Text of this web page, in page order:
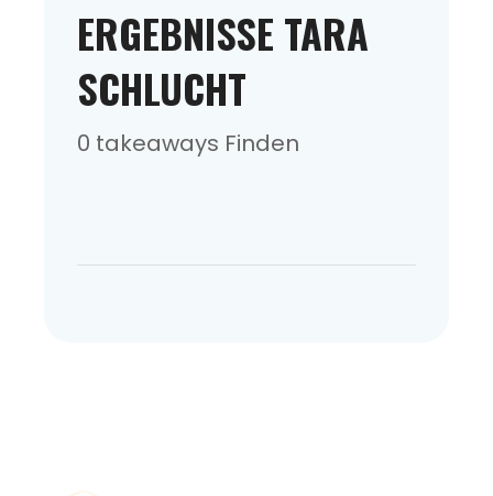
ERGEBNISSE TARA
SCHLUCHT
0 takeaways Finden